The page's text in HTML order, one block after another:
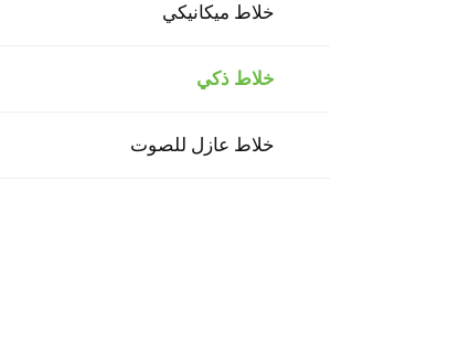
خلاط ميكانيكي
خلاط ذكي
خلاط عازل للصوت